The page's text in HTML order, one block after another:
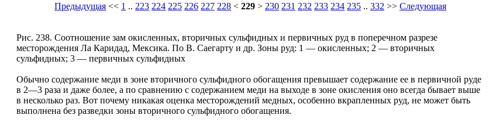
Предыдущая << 1 .. 223 224 225 226 227 228 < 229 > 230 231 232 233 234 235 .. 332 >> Следующая
Рис. 238. Соотношение зам окисленных, вторичных сульфидных и первичных руд в поперечном разрезе
месторождения Ла Каридад, Мексика. По В. Саегарту и др. Зоны руд: 1 — окисленных; 2 — вторичных
сульфидных; 3 — первичных сульфидных
Обычно содержание меди в зоне вторичного сульфидного обогащения превышает содержание ее в первичной руде
в 2—3 раза и даже более, а по сравнению с содержанием меди на выходе в зоне окисления оно всегда бывает выше
в несколько раз. Вот почему никакая оценка месторождений медных, особенно вкрапленных руд, не может быть
выполнена без разведки зоны вторичного сульфидного обогащения.